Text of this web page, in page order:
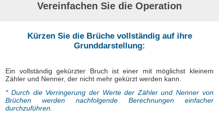
Vereinfachen Sie die Operation
Kürzen Sie die Brüche vollständig auf ihre
Grunddarstellung:
Ein vollständig gekürzter Bruch ist einer mit möglichst kleinem
Zähler und Nenner, der nicht mehr gekürzt werden kann.
* Durch die Verringerung der Werte der Zähler und Nenner von
Brüchen werden nachfolgende Berechnungen einfacher
durchzuführen.